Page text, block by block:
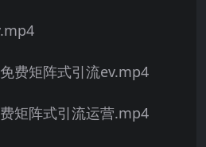
费矩阵式引流ev.mp4
矩阵式引流运营.mp4